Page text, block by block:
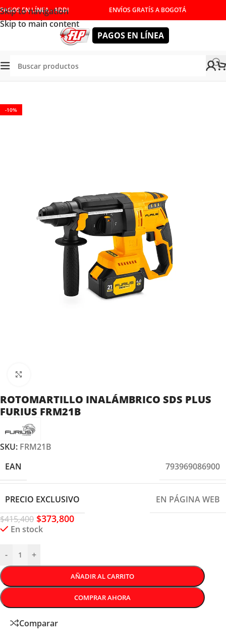
Skip to navigation
Skip to main content
PAGOS EN LÍNEA - ADDI ENVÍOS GRATÍS A BOGOTÁ
PAGOS EN LÍNEA
Tienda/HERRAMIENTAS INALÁMBRICAS ROTOMARTILLOS
-10%
ROTOMARTILLO INALÁMBRICO SDS PLUS
FURIUS FRM21B
SKU: FRM21B
EAN
793969086900
PRECIO EXCLUSIVO
EN PÁGINA WEB
$415,400 $373,800
En stock
- +
AÑADIR AL CARRITO
COMPRAR AHORA
Comparar